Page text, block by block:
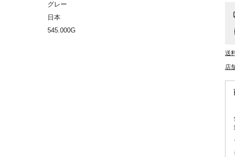
送
店
グレー
日本
545.000G